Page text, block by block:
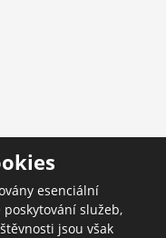
práva vyhrazena
souborů cookies
|Mapa stránek
esenciální
služeb,
jsou však